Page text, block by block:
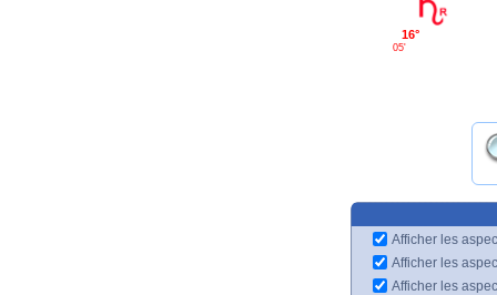
16°
05'
Afficher les
Afficher les
Afficher les